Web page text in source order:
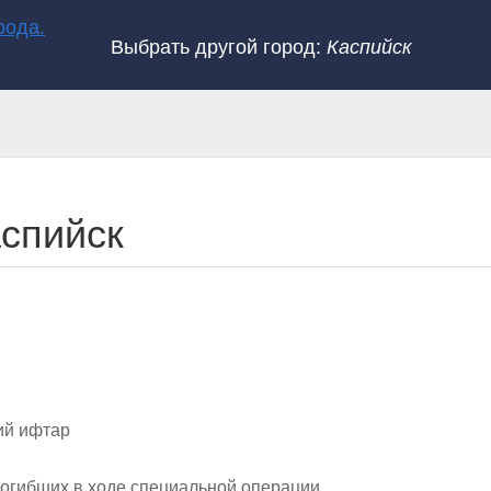
Выбрать другой город: Каспийск
ифтар
в ходе специальной операции